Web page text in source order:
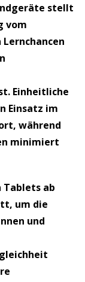
stellt
vom
Einheitliche
Einsatz im
während
minimiert
Tablets ab
um die
und